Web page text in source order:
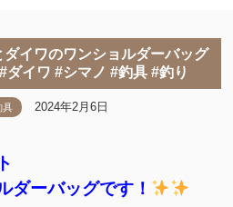
イワのワンショルダーバッグ
ダイワ #シマノ #釣具 #釣り
具 2024年2月6日
ダーバッグです！